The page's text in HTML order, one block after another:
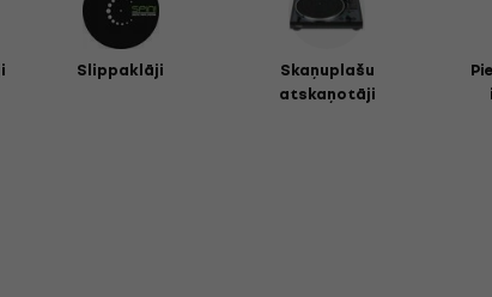
Slippaklāji
Skaņuplašu
atskaņotāji